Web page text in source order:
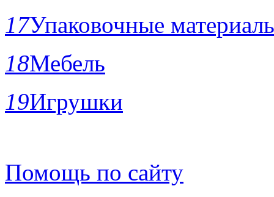
17Упаковочные
18Мебель
19Игрушки
Помощь по сайту